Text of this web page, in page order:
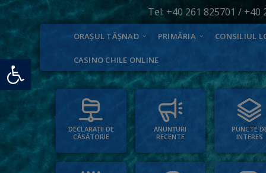
Deschide bara de unelte
Tel: +40 261 825701 / +40
ORAȘUL TĂȘNAD PRIMĂRIA CONSILIUL
CASINO CHILE ONLINE
DECLARAȚII DE
CĂSĂTORIE
ANUNȚURI
RECENTE
PUNCTE
INTERES